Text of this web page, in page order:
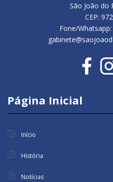
São João do
CEP:
Fone/
Página Inicial
Início
História
Notícias